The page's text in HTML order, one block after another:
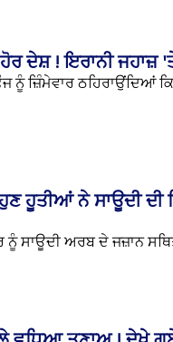
ਦੇਸ਼ ! ਇਰਾਨੀ ਜਹਾਜ਼
ਜ਼ਿੰਮੇਵਾਰ ਠਹਿਰਾਉਂਦਿਆਂ
ਹੂਤੀਆਂ ਨੇ ਸਾਊਦੀ
ਨੂੰ ਸਾਊਦੀ ਅਰਬ ਦੇ ਜਜ਼ਾਨ